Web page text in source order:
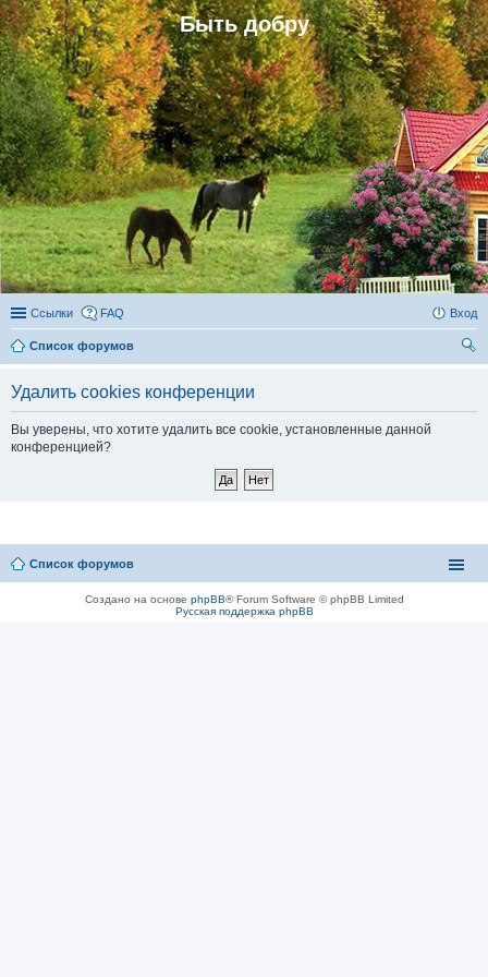
Быть добру
Ссылки FAQ Вход
Список форумов
Удалить cookies конференции
Вы уверены, что хотите удалить все cookie, установленные данной
конференцией?
Список форумов
Создано на основе phpBB® Forum Software © phpBB Limited
Русская поддержка phpBB